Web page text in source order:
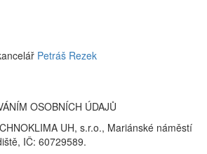
Petráš Rezek
OSOBNÍCH ÚDAJŮ
UH, s.r.o., Mariánské náměstí
IČ: 60729589.